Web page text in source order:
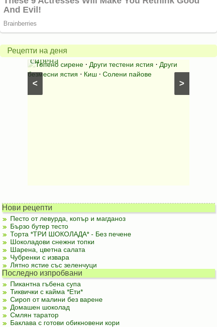
Рецепти на деня
>
<
Соленки
с
прясно
сирене
Тестени закуски⋅Солени кифлички⋅ Соленки
с
Нови рецепти
Песто от левурда, копър и магданоз
Бързо бутер тесто
Торта *ТРИ ШОКОЛАДА* - Без печене
Шоколадови снежни топки
Шарена, цветна салата
Чубренки с извара
Лятно ястие със зеленчуци
Последно изпробвани
Пикантна гъбена супа
Тиквички с кайма *Ети*
Сироп от малини без варене
Домашен шоколад
Смлян таратор
Баклава с готови обикновени кори